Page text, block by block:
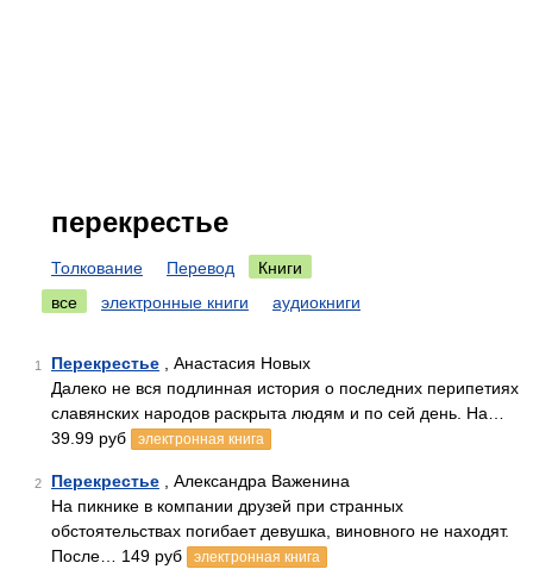
перекрестье
Толкование Перевод
Книги
все
электронные книги аудиокниги
1 Перекрестье , Анастасия Новых
Далеко не вся подлинная история о последних перипетиях
славянских народов раскрыта людям и по сей день. На…
39.99 руб
электронная книга
2 Перекрестье , Александра Важенина
На пикнике в компании друзей при странных
обстоятельствах погибает девушка, виновного не находят.
После… 149 руб
электронная книга